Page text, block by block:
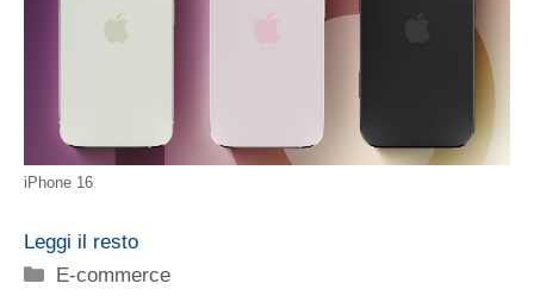
iPhone 16
Leggi il resto
Categorie
E-commerce